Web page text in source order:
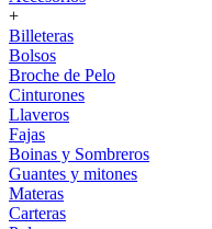
+
Billeteras
Bolsos
Broche de Pelo
Cinturones
Llaveros
Fajas
Boinas y Sombreros
Guantes y mitones
Materas
Carteras